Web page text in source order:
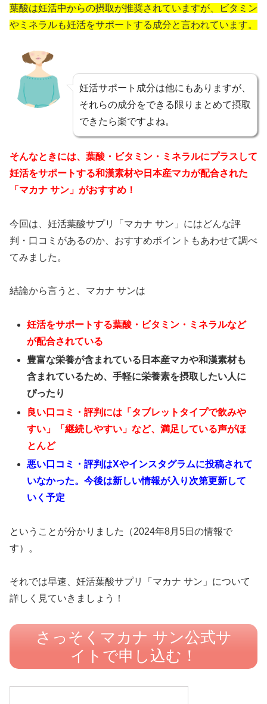
葉酸は妊活中からの摂取が推奨されていますが、ビタミン
やミネラルも妊活をサポートする成分と言われています。
妊活サポート成分は他にもありますが、
それらの成分をできる限りまとめて摂取
できたら楽ですよね。
そんなときには、葉酸・ビタミン・ミネラルにプラスして
妊活をサポートする和漢素材や日本産マカが配合された
「マカナ サン」がおすすめ！
今回は、妊活葉酸サプリ「マカナ サン」にはどんな評
判・口コミがあるのか、おすすめポイントもあわせて調べ
てみました。
結論から言うと、マカナ サンは
妊活をサポートする葉酸・ビタミン・ミネラルなど
が配合されている
豊富な栄養が含まれている日本産マカや和漢素材も
含まれているため、手軽に栄養素を摂取したい人に
ぴったり
良い口コミ・評判には 「タブレットタイプで飲みや
すい」「継続しやすい」など、満足している声がほ
とんど
悪い口コミ・評判はXやインスタグラムに投稿されて
いなかった。今後は新しい情報が入り次第更新して
いく予定
ということが分かりました（2024年8月5日の情報で
す）。
それでは早速、妊活葉酸サプリ「マカナ サン」について
詳しく見ていきましょう！
さっそくマカナ サン公式サ
イトで申し込む！